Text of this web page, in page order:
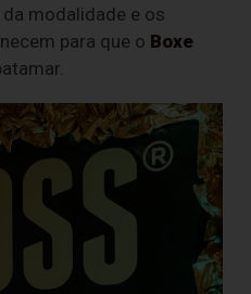
modalidade e os
para que o Boxe